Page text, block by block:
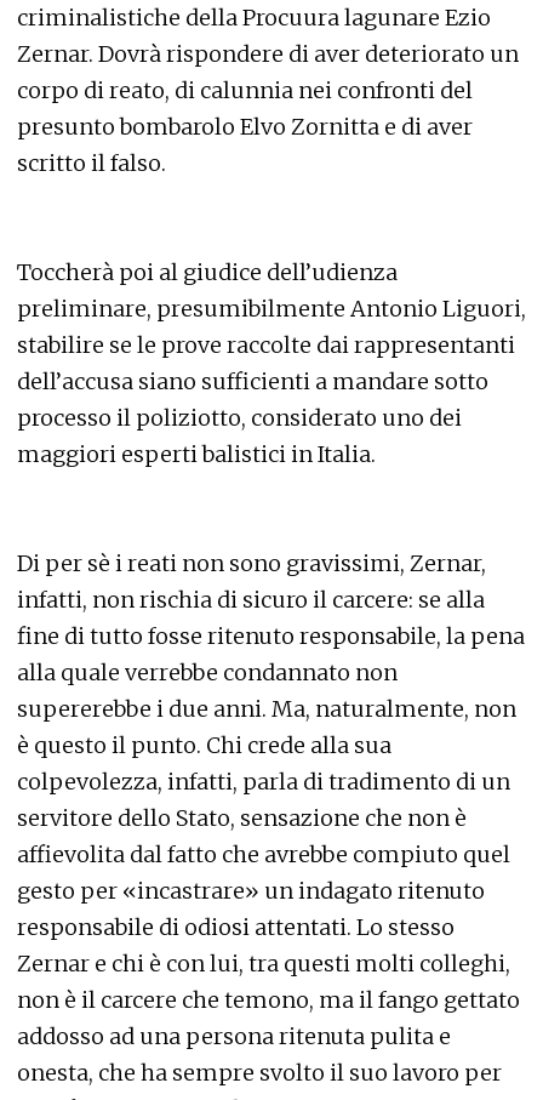
criminalistiche della Procuura lagunare Ezio
Zernar. Dovrà rispondere di aver deteriorato un
corpo di reato, di calunnia nei confronti del
presunto bombarolo Elvo Zornitta e di aver
scritto il falso.
Toccherà poi al giudice dell’udienza
preliminare, presumibilmente Antonio Liguori,
stabilire se le prove raccolte dai rappresentanti
dell’accusa siano sufficienti a mandare sotto
processo il poliziotto, considerato uno dei
maggiori esperti balistici in Italia.
Di per sè i reati non sono gravissimi, Zernar,
infatti, non rischia di sicuro il carcere: se alla
fine di tutto fosse ritenuto responsabile, la pena
alla quale verrebbe condannato non
supererebbe i due anni. Ma, naturalmente, non
è questo il punto. Chi crede alla sua
colpevolezza, infatti, parla di tradimento di un
servitore dello Stato, sensazione che non è
affievolita dal fatto che avrebbe compiuto quel
gesto per «incastrare» un indagato ritenuto
responsabile di odiosi attentati. Lo stesso
Zernar e chi è con lui, tra questi molti colleghi,
non è il carcere che temono, ma il fango gettato
addosso ad una persona ritenuta pulita e
onesta, che ha sempre svolto il suo lavoro per